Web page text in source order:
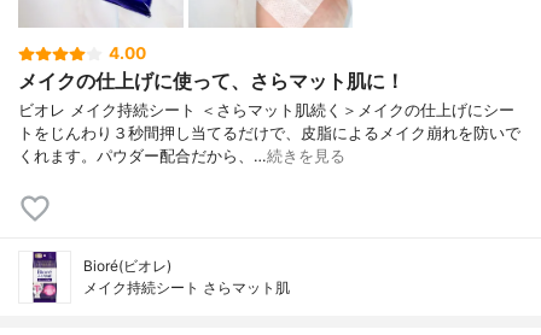
4.00
メイクの仕上げに使って、さらマット肌に！
ビオレ メイク持続シート ＜さらマット肌続く＞メイクの仕上げにシー
トをじんわり３秒間押し当てるだけで、皮脂によるメイク崩れを防いで
くれます。パウダー配合だから、…続きを見る
Bioré(ビオレ)
メイク持続シート さらマット肌